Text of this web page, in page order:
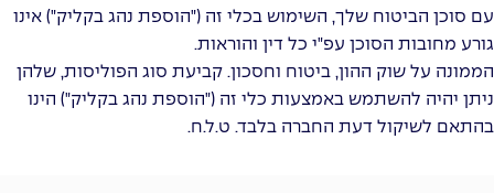
עם סוכן הביטוח שלך, השימוש בכלי זה ("הוספת נהג בקליק") אינו
גורע מחובות הסוכן עפ"י כל דין והוראות.
הממונה על שוק ההון, ביטוח וחסכון. קביעת סוג הפוליסות, שלהן
ניתן יהיה להשתמש באמצעות כלי זה ("הוספת נהג בקליק") הינו
בהתאם לשיקול דעת החברה בלבד. ט.ל.ח.